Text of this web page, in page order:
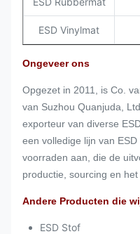
ESD Vinylmat
Ongeveer ons
Opgezet in 2011, is Co.
van Suzhou Quanjuda,
exporteur van diverse
een volledige lijn van
voorraden aan, die de
productie, sourcing en
Andere Producten die
ESD Stof